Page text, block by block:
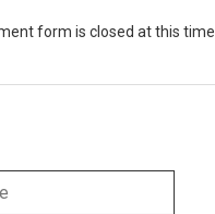
form is closed at this time.